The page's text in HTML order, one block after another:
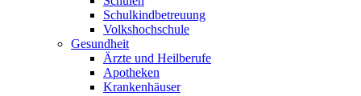
Schulkindbetreuung
Volkshochschule
Gesundheit
Ärzte und Heilberufe
Apotheken
Krankenhäuser